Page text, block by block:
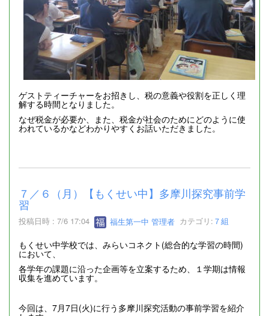
ゲストティーチャーをお招きし、税の意義や役割を正しく理
解する時間となりました。
なぜ税金が必要か、また、税金が社会のためにどのように使
われているかなどわかりやすくお話いただきました。
７／６（月）【もくせい中】多摩川探究事前学
習
投稿日時 : 7/6 17:04 福生第一中 管理者 カテゴリ: ７組
もくせい中学校では、みらいコネクト(総合的な学習の時間)
において、
各学年の課題に沿った企画等を立案するため、１学期は情報
収集を進めています。
今回は、7月7日(火)に行う多摩川探究活動の事前学習を紹介